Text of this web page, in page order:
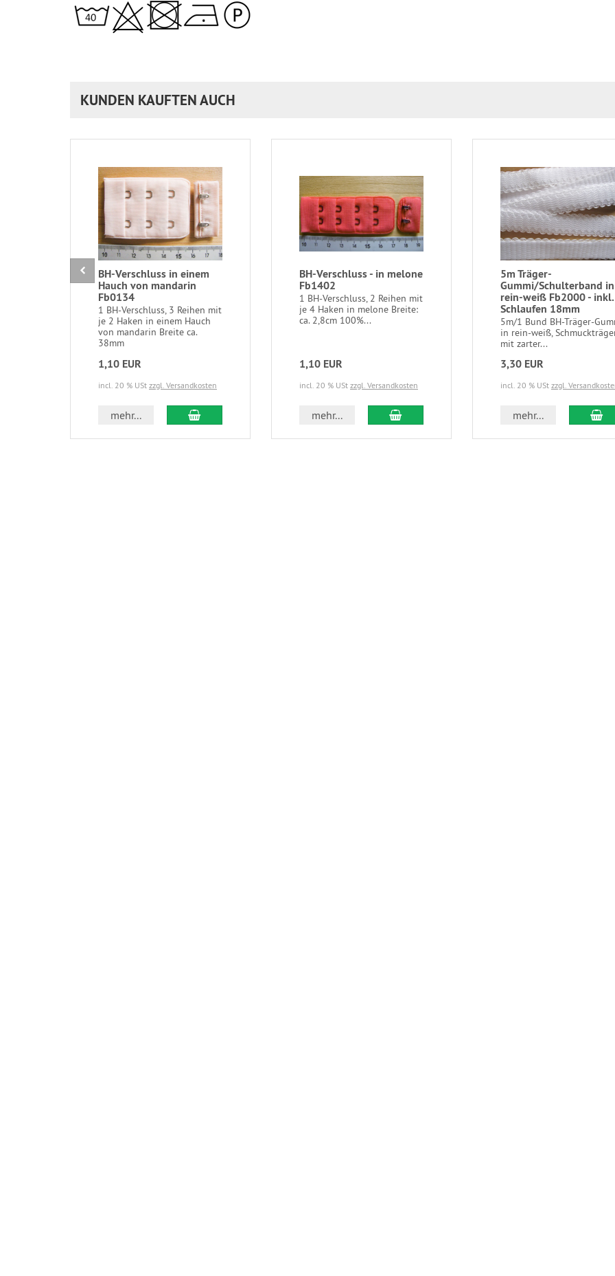
KUNDEN KAUFTEN AUCH
BH-Verschluss in einem
Hauch von mandarin
Fb0134
1 BH-Verschluss, 3 Reihen mit
je 2 Haken in einem Hauch
von mandarin Breite ca.
38mm
1,10 EUR
incl. 20 % USt zzgl. Versandkosten
mehr... In den Warenkorb
BH-Verschluss - in melone
Fb1402
1 BH-Verschluss, 2 Reihen mit
je 4 Haken in melone Breite:
ca. 2,8cm 100%...
1,10 EUR
incl. 20 % USt zzgl. Versandkosten
mehr... In den Warenkorb
5m Träger-
Gummi/Schulterband in
rein-weiß Fb2000 - inkl.
Schlaufen 18mm
5m/1 Bund BH-Träger-
in rein-weiß,
mit zarter...
3,30 EUR
incl. 20 % USt zzgl.
mehr... In